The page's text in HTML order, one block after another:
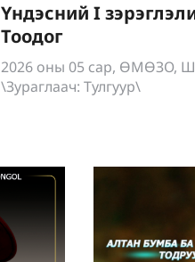
Үндэсний I
Тоодог
2026 оны 05 сар, ӨМӨЗО,
\Зураглаач: Тулгуур\